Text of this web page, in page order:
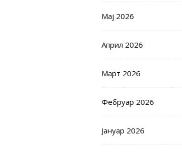
Мај 2026
Април 2026
Март 2026
Фебруар 2026
Јануар 2026